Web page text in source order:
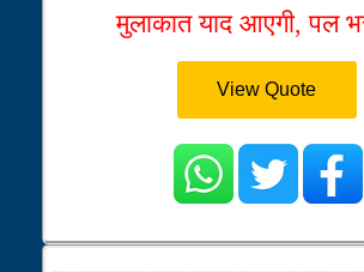
मुलाकात याद आएगी, पल
View Quote